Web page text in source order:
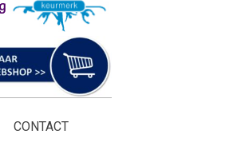
CONTACT